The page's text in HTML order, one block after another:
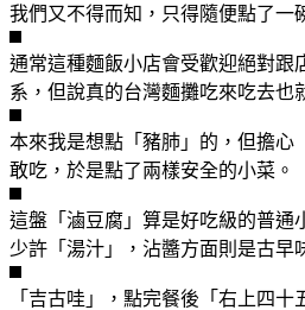
我們又不得而知，只得隨便點了一
通常這種麵飯小店會受歡迎絕對跟
系，但說真的台灣麵攤吃來吃去也
本來我是想點「豬肺」的，但擔心
敢吃，於是點了兩樣安全的小菜。
這盤「滷豆腐」算是好吃級的普通
少許「湯汁」，沾醬方面則是古早
「吉古哇」，點完餐後「右上四